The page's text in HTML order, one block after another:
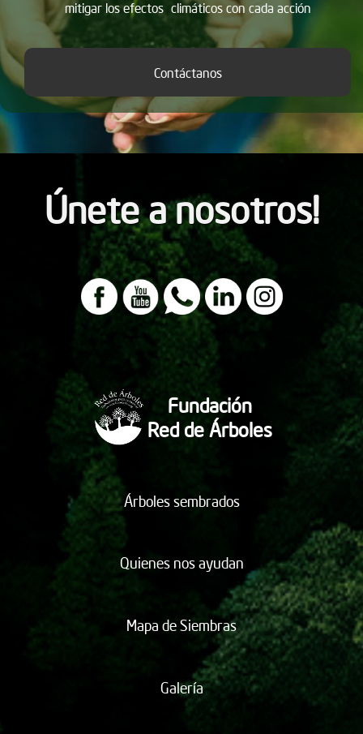
mitigar los efectos climáticos con cada acción
Contáctanos
Únete a nosotros!
Fundación
Red de Árboles
Árboles sembrados
Quienes nos ayudan
Mapa de Siembras
Galería